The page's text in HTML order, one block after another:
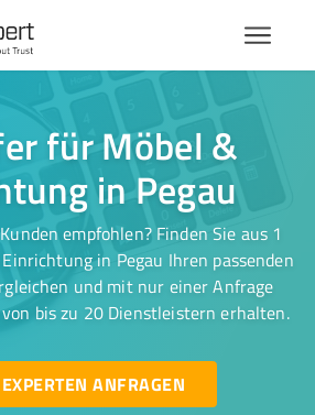
für Möbel &
in Pegau
empfohlen? Finden Sie aus 1
in Pegau Ihren passenden
und mit nur einer Anfrage
bis zu 20 Dienstleistern erhalten.
ANFRAGEN